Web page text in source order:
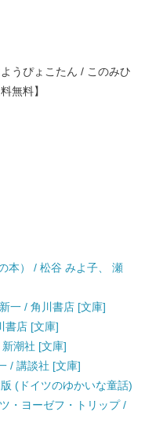
うぴょこたん / このみひ
無料】
本） / 松谷 みよ子、 瀬
一 / 角川書店 [文庫]
書店 [文庫]
潮社 [文庫]
/ 講談社 [文庫]
(ドイツのゆかいな童話)
・ヨーゼフ・トリップ /